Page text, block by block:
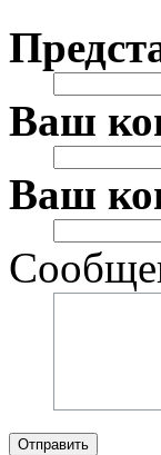
Ваш
Ваш
Отправить